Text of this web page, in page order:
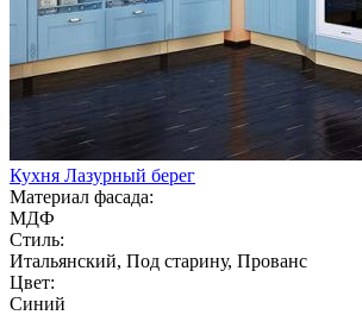
Кухня Лазурный берег
Материал фасада:
МДФ
Стиль:
Итальянский, Под старину, Прованс
Цвет:
Синий